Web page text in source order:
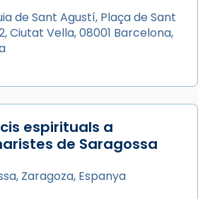
de Barcelona
de la visita apostòlica
XIV a Barcelona, i als
la Catedral de Barcelona.
el cardenal Joan
de Sant Agustí, Plaça de Sant
Ciutat Vella, 08001 Barcelona,
espirituals a
de Saragossa
Zaragoza, Espanya